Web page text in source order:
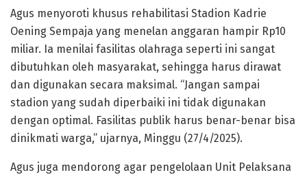
Agus menyoroti khusus rehabilitasi Stadion Kadrie
Oening Sempaja yang menelan anggaran hampir Rp10
miliar. Ia menilai fasilitas olahraga seperti ini sangat
dibutuhkan oleh masyarakat, sehingga harus dirawat
dan digunakan secara maksimal. “Jangan sampai
stadion yang sudah diperbaiki ini tidak digunakan
dengan optimal. Fasilitas publik harus benar-benar bisa
dinikmati warga,” ujarnya, Minggu (27/4/2025).
Agus juga mendorong agar pengelolaan Unit Pelaksana